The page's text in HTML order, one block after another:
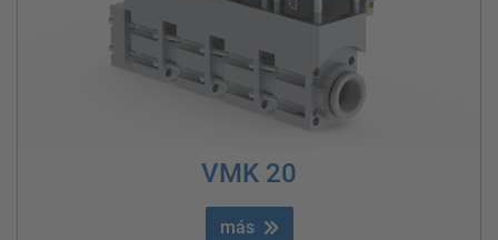
VMK 20
más